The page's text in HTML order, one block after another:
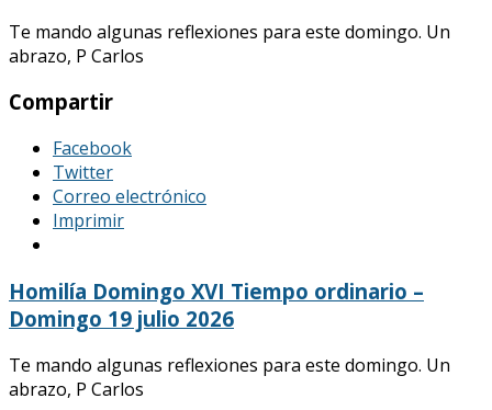
Te mando algunas reflexiones para este domingo. Un
abrazo, P Carlos
Compartir
Facebook
Twitter
Correo electrónico
Imprimir
Homilía Domingo XVI Tiempo ordinario –
Domingo 19 julio 2026
Te mando algunas reflexiones para este domingo. Un
abrazo, P Carlos